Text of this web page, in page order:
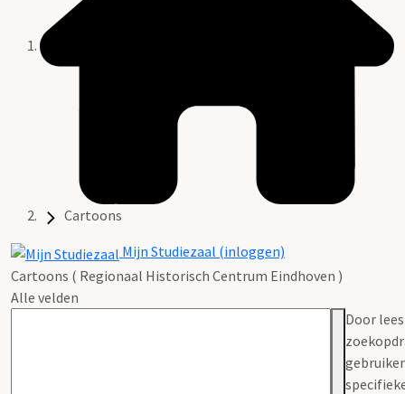
Cartoons
Mijn Studiezaal (inloggen)
Cartoons ( Regionaal Historisch Centrum Eindhoven )
Alle velden
Door